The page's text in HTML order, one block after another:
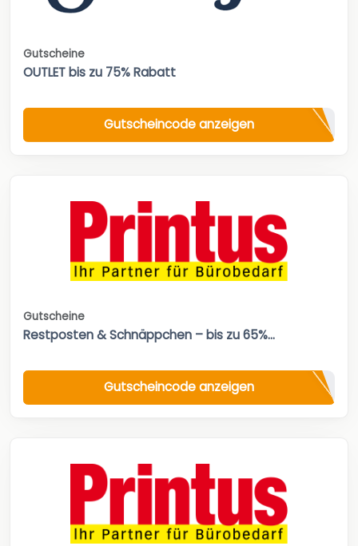
Gutscheine
OUTLET bis zu 75% Rabatt
Gutscheincode anzeigen
Gutscheine
Restposten & Schnäppchen – bis zu 65%...
Gutscheincode anzeigen